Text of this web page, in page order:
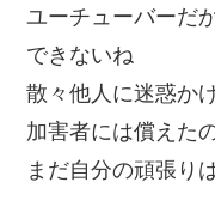
ユーチューバーだ
できないね
散々他人に迷惑か
加害者には償えた
まだ自分の頑張り